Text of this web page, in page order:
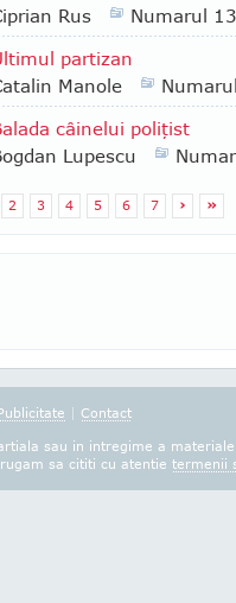
Rus
Numarul
partizan
Manole
câinelui poliţist
Lupescu
2 3 4 5 6 7 › »
| Contact
sau in intregime a
sa cititi cu atentie termenii